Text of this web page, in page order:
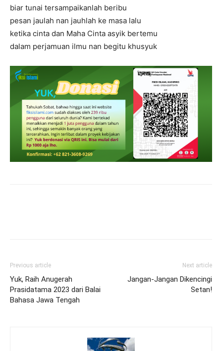
biar tunai tersampaikanlah beribu
pesan jaulah nan jauhlah ke masa lalu
ketika cinta dan Maha Cinta asyik bertemu
dalam perjamuan ilmu nan begitu khusyuk
Previous article
Yuk, Raih Anugerah
Prasidatama 2023 dari Balai
Bahasa Jawa Tengah
Next article
Jangan-Jangan Dikencingi
Setan!